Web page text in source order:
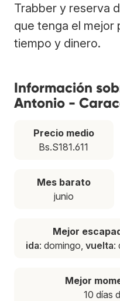
Trabber y reserva
que tenga el mejor
tiempo y dinero.
Información
Antonio -
Precio medio
Bs.S181.611
Mes barato
junio
Mejor
ida: domingo, vuelta:
Mejor
10 días